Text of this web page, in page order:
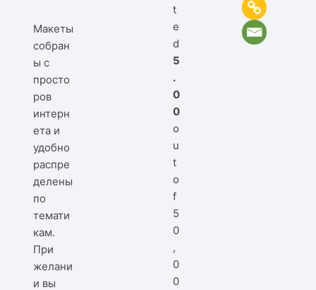
Макеты
собран
ы с
просто
ров
интерн
ета и
удобно
распре
делены
по
темати
кам.
При
желани
и вы
t
e
d
5
.
0
0
o
u
t
o
f
5
0
,
0
0